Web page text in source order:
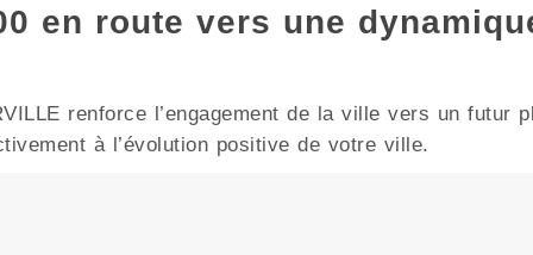
en route vers une
renforce l’engagement de la ville vers un futur
à l’évolution positive de votre ville.